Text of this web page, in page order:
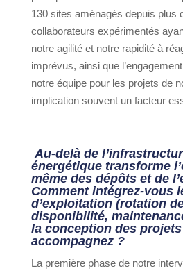
130 sites aménagés depuis plus
collaborateurs expérimentés
notre agilité et notre rapidité à
imprévus, ainsi que
notre équipe pour les projets de
implication souvent un facteur
Au-delà de
énergétique transforme
même des dépôts et de
Comment intégrez-vous
d’exploitation (rotation
disponibilité,
la conception des
accompagnez ?
La première phase de notre